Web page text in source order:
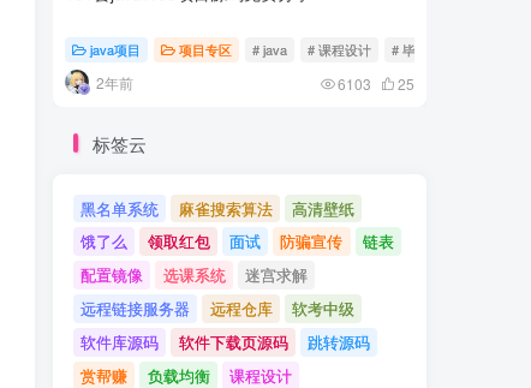
java项目 项目专区 # java # 课程设计 # 毕业设计
2年前 6103 25
标签云
黑名单系统 麻雀搜索算法
高清壁纸
饿了么
领取红包 面试 防骗宣传
链表
配置镜像
选课系统
迷宫求解
远程链接服务器
远程仓库
软考中级
软件库源码
软件下载页源码
跳转源码
赏帮赚
负载均衡 课程设计